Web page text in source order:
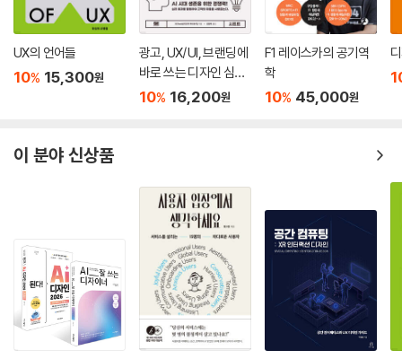
UX의 언어들
10% 15,300원
광고, UX/UI, 브랜딩에
바로 쓰는 디자인 심리
108
10% 16,200원
F1 레이스카의 공기역
학
10% 45,000원
이 분야 신상품